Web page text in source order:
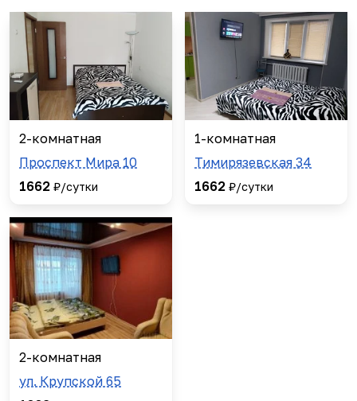
2-комнатная
Проспект Мира 10
1662 ₽/сутки
1-комнатная
Тимирязевская 34
1662 ₽/сутки
2-комнатная
ул. Крупской 65